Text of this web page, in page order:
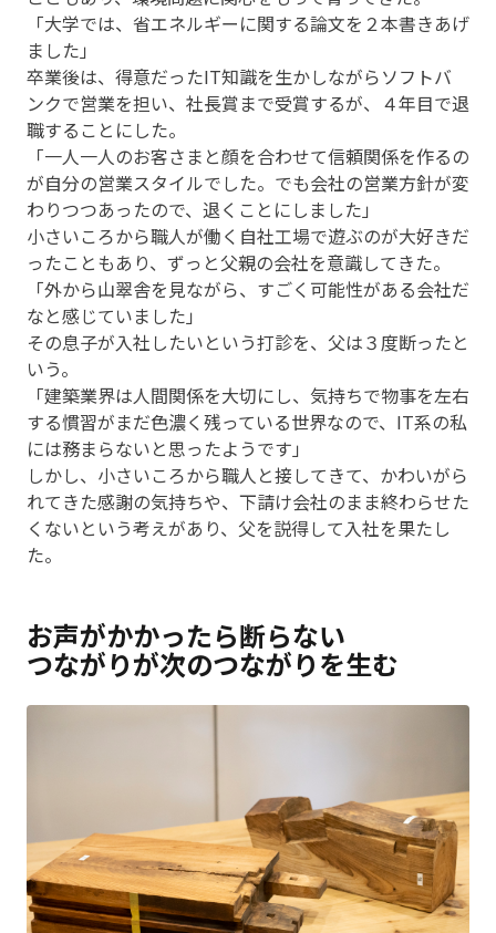
「大学では、省エネルギーに関する論文を２本書きあげ
ました」
卒業後は、得意だったIT知識を生かしながらソフトバ
ンクで営業を担い、社長賞まで受賞するが、４年目で退
職することにした。
「一人一人のお客さまと顔を合わせて信頼関係を作るの
が自分の営業スタイルでした。でも会社の営業方針が変
わりつつあったので、退くことにしました」
小さいころから職人が働く自社工場で遊ぶのが大好きだ
ったこともあり、ずっと父親の会社を意識してきた。
「外から山翠舎を見ながら、すごく可能性がある会社だ
なと感じていました」
その息子が入社したいという打診を、父は３度断ったと
いう。
「建築業界は人間関係を大切にし、気持ちで物事を左右
する慣習がまだ色濃く残っている世界なので、IT系の私
には務まらないと思ったようです」
しかし、小さいころから職人と接してきて、かわいがら
れてきた感謝の気持ちや、下請け会社のまま終わらせた
くないという考えがあり、父を説得して入社を果たし
た。
お声がかかったら断らない
つながりが次のつながりを生む